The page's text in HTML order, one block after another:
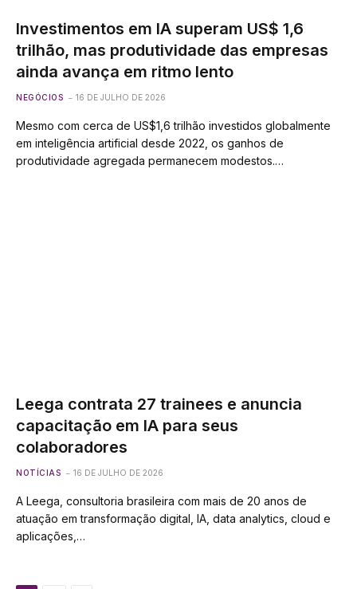
Investimentos em IA superam US$ 1,6
trilhão, mas produtividade das empresas
ainda avança em ritmo lento
NEGÓCIOS 16 DE JULHO DE 2026
Mesmo com cerca de US$1,6 trilhão investidos globalmente
em inteligência artificial desde 2022, os ganhos de
produtividade agregada permanecem modestos.…
Leega contrata 27 trainees e anuncia
capacitação em IA para seus
colaboradores
NOTÍCIAS 16 DE JULHO DE 2026
A Leega, consultoria brasileira com mais de 20 anos de
atuação em transformação digital, IA, data analytics, cloud e
aplicações,…